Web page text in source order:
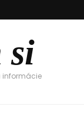
si
informácie